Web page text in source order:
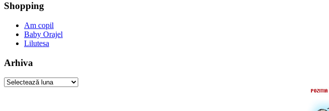
Shopping
Am copil
Baby Orajel
Lilutesa
Arhiva
Arhiva